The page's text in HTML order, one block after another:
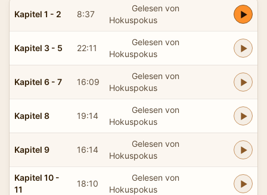
Kapitel 1 - 2 8:37
Gelesen von
Hokuspokus
Kapitel 3 - 5 22:11
Gelesen von
Hokuspokus
Kapitel 6 - 7 16:09
Gelesen von
Hokuspokus
Kapitel 8 19:14
Gelesen von
Hokuspokus
Kapitel 9 16:14
Gelesen von
Hokuspokus
Kapitel 10 -
11
18:10
Gelesen von
Hokuspokus